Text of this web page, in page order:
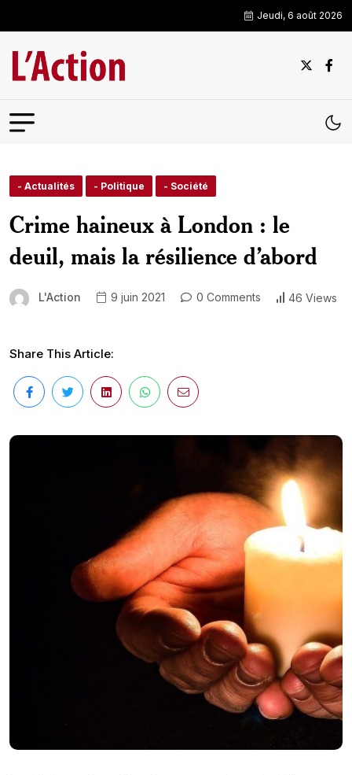
Jeudi, 6 août 2026
- Actualités - Politique - Société
Crime haineux à London : le
deuil, mais la résilience d’abord
L'Action 9 juin 2021 0 Comments 46 Views
Share This Article: